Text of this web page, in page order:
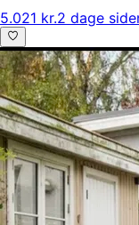
5.021 kr.2 dage